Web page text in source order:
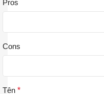
Pros
Cons
Tên *